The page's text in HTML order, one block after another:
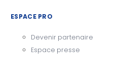
ESPACE PRO
Devenir partenaire
Espace presse